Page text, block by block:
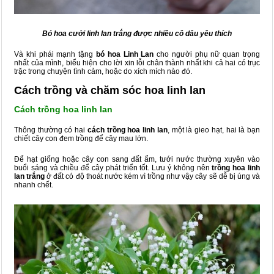
Bó hoa cưới linh lan trắng được nhiều cô dâu yêu thích
Và khi phái mạnh tặng bó hoa Linh Lan cho người phụ nữ quan trọng
nhất của mình, biểu hiện cho lời xin lỗi chân thành nhất khi cả hai có trục
trặc trong chuyện tình cảm, hoặc do xích mích nào đó.
Cách trồng và chăm sóc hoa linh lan
Cách trồng hoa linh lan
Thông thường có hai cách trồng hoa linh lan, một là gieo hạt, hai là bạn
chiết cây con đem trồng để cây mau lớn.
Để hạt giống hoặc cây con sang đất ẩm, tưới nước thường xuyên vào
buổi sáng và chiều để cây phát triển tốt. Lưu ý không nêntrồng hoa linh
lan trắngở đất có độ thoát nước kém vì trồng như vậy cây sẽ dễ bị úng và
nhanh chết.